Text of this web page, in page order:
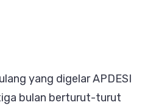
yang digelar APDESI
bulan berturut-turut